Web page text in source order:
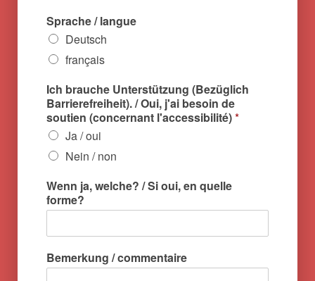
(
c
o
n
e
r
n
a
n
t
'
a
c
e
s
s
Sprache / langue
Deutsch
français
Ich brauche Unterstützung (Bezüglich
Barrierefreiheit). / Oui, j'ai besoin de
soutien (concernant l'accessibilité)*
Ja / oui
Nein / non
Wenn ja, welche? / Si oui, en quelle
forme?
Bemerkung / commentaire